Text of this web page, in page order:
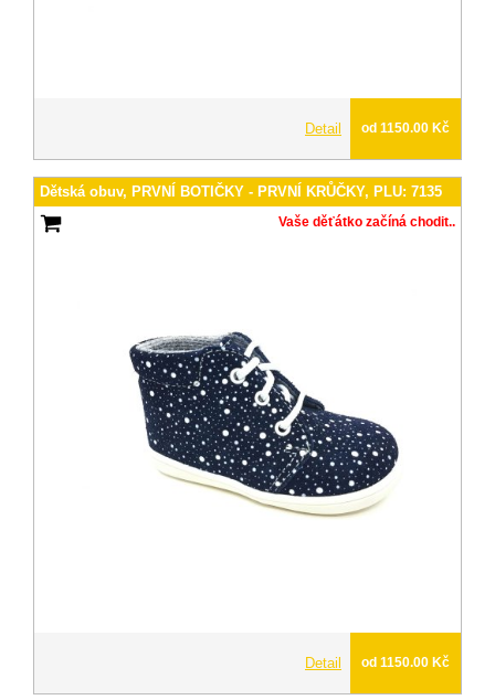
Detail od 1150.00 Kč
Dětská obuv, PRVNÍ BOTIČKY - PRVNÍ KRŮČKY, PLU: 7135
Vaše děťátko začíná chodit..
Detail od 1150.00 Kč